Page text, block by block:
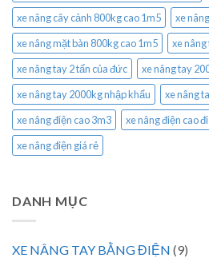
xe nâng cây cảnh 800kg cao 1m5
xe
xe nâng mặt bàn 800kg cao 1m5
xe nâng
xe nâng tay 2 tấn của đức
xe nâng tay
xe nâng tay 2000kg nhập khẩu
xe nâng
xe nâng điện cao 3m3
xe nâng điện cao
xe nâng điện giá rẻ
DANH MỤC
XE NÂNG TAY BẰNG ĐIỆN (9)